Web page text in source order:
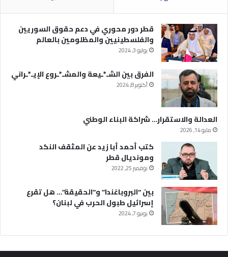
قطر دور محوري في دعم حقوق السوريين
والفلسطينيين والمظلومين بالعالم
يوليو 3, 2024
الفرق بين الشـ*ـيعة والمشـ*ـروع الإيـ*ـراني
أكتوبر 8, 2024
العدالة والاستقرار… شراكة البناء الوطني
مايو 14, 2026
كتب أحمد أبا زيد عن المثقف النكد
ومونديال قطر
نوفمبر 25, 2022
بين “البروباغندا” و”الحقيقة”… هل تقرع
إسرائيل طبول الحرب في لبنان؟
يونيو 7, 2024